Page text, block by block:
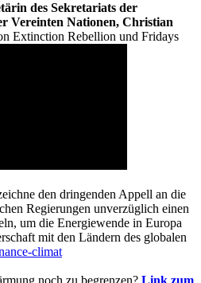
des Sekretariats der
Vereinten Nationen, Christian
Extinction Rebellion und Fridays
den dringenden Appell an die
Regierungen unverzüglich einen
um die Energiewende in Europa
mit den Ländern des globalen